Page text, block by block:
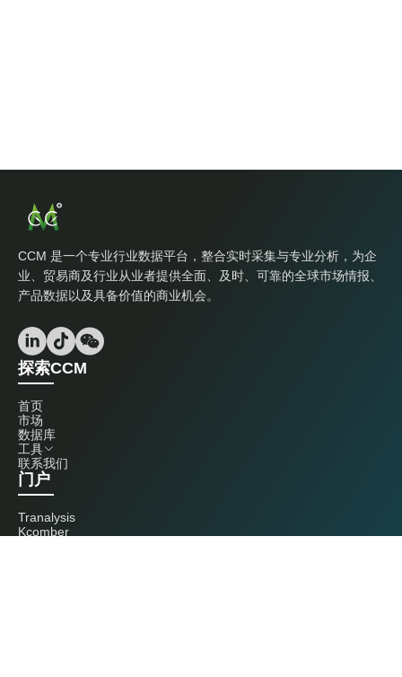
CCM 是一个专业行业数据平台，整合实时采集与专业分析，为企
业、贸易商及行业从业者提供全面、及时、可靠的全球市场情报、
产品数据以及具备价值的商业机会。
探索CCM
首页
市场
数据库
工具
联系我们
门户
Tranalysis
Kcomber